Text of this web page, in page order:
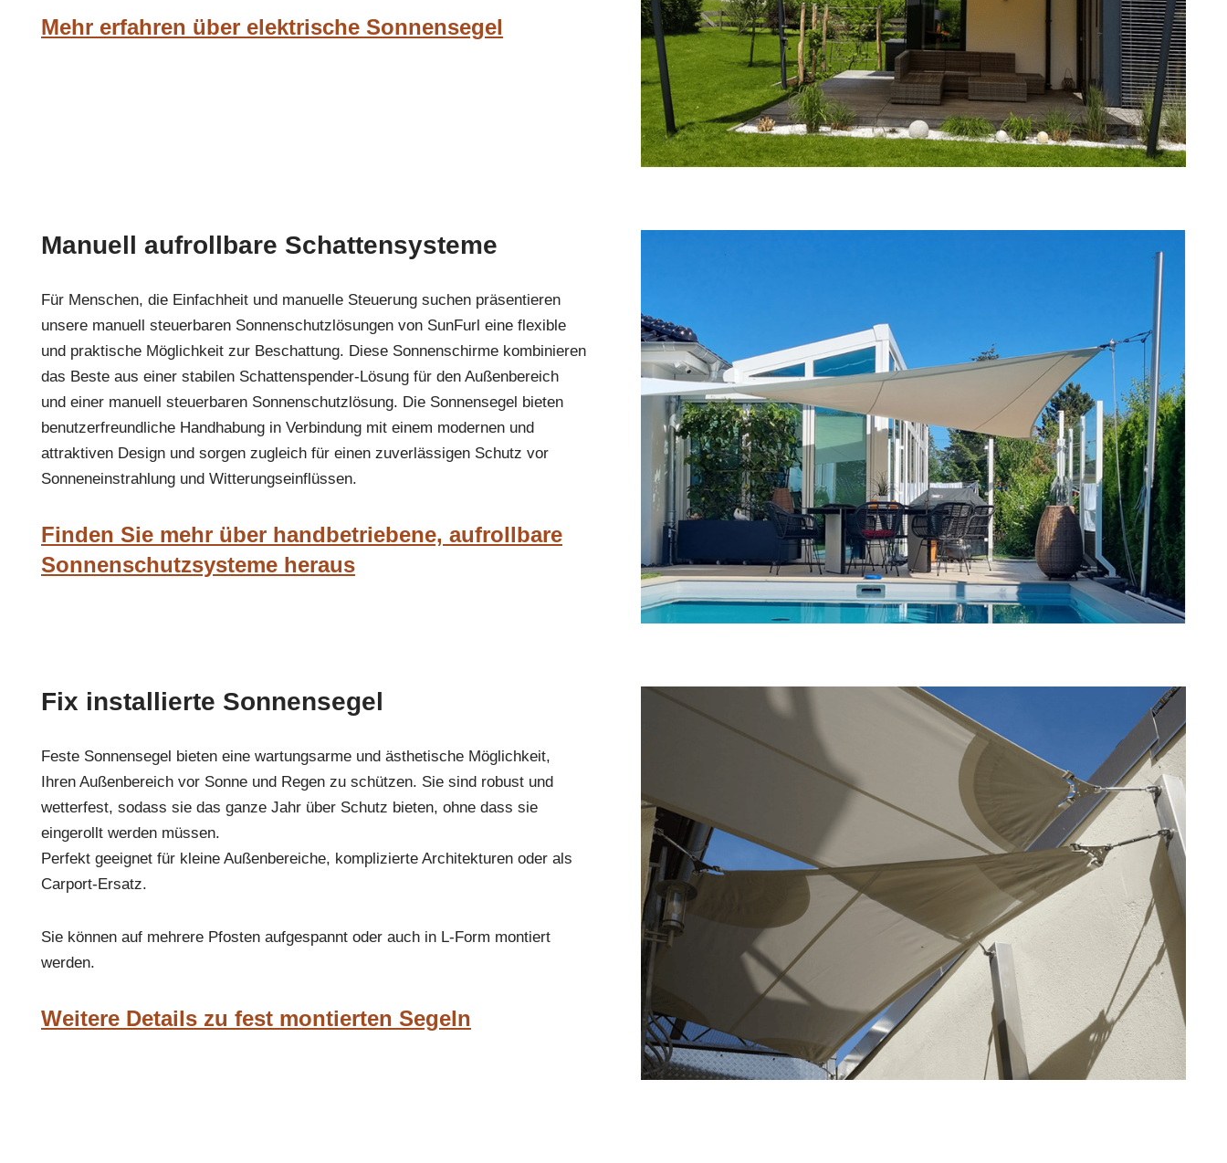
Mehr erfahren über elektrische Sonnensegel
Manuell aufrollbare Schattensysteme
Für Menschen, die Einfachheit und manuelle Steuerung suchen präsentieren
unsere manuell steuerbaren Sonnenschutzlösungen von SunFurl eine flexible
und praktische Möglichkeit zur Beschattung. Diese Sonnenschirme kombinieren
das Beste aus einer stabilen Schattenspender-Lösung für den Außenbereich
und einer manuell steuerbaren Sonnenschutzlösung. Die Sonnensegel bieten
benutzerfreundliche Handhabung in Verbindung mit einem modernen und
attraktiven Design und sorgen zugleich für einen zuverlässigen Schutz vor
Sonneneinstrahlung und Witterungseinflüssen.
Finden Sie mehr über handbetriebene, aufrollbare
Sonnenschutzsysteme heraus
Fix installierte Sonnensegel
Feste Sonnensegel bieten eine wartungsarme und ästhetische Möglichkeit,
Ihren Außenbereich vor Sonne und Regen zu schützen. Sie sind robust und
wetterfest, sodass sie das ganze Jahr über Schutz bieten, ohne dass sie
eingerollt werden müssen.
Perfekt geeignet für kleine Außenbereiche, komplizierte Architekturen oder als
Carport-Ersatz.
Sie können auf mehrere Pfosten aufgespannt oder auch in L-Form montiert
werden.
Weitere Details zu fest montierten Segeln